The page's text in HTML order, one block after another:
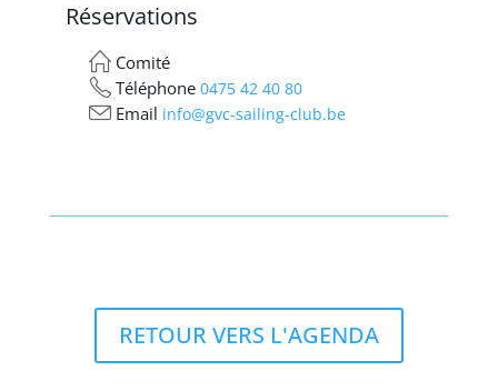
Réservations
Comité
Téléphone 0475 42 40 80
Email info@gvc-sailing-club.be
RETOUR VERS L'AGENDA